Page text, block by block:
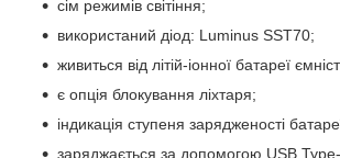
сім режимів світіння;
використаний діод: Luminus SST70;
живиться від літій-іонної батареї
є опція блокування ліхтаря;
індикація ступеня зарядженості
заряджається за допомогою USB